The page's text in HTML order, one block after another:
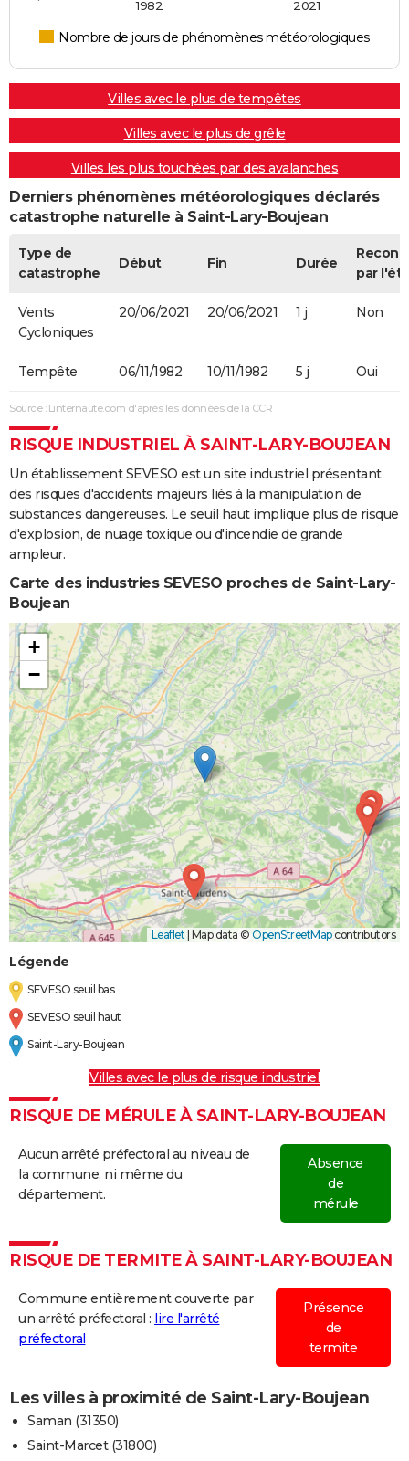
Nombre de jours de phénomènes météorologiques
1982 2021
Villes avec le plus de tempêtes
Villes avec le plus de grêle
Villes les plus touchées par des avalanches
Derniers phénomènes météorologiques déclarés
catastrophe naturelle à Saint-Lary-Boujean
Type de
catastrophe
Début Fin Durée
par
Vents
Cycloniques
20/06/2021 20/06/2021 1 j Non
Tempête 06/11/1982 10/11/1982 5 j Oui
Source : Linternaute.com d'après les données de la CCR
RISQUE INDUSTRIEL À SAINT-LARY-BOUJEAN
Un établissement SEVESO est un site industriel présentant
des risques d'accidents majeurs liés à la manipulation de
substances dangereuses. Le seuil haut implique plus de risque
d'explosion, de nuage toxique ou d'incendie de grande
ampleur.
Carte des industries SEVESO proches de Saint-Lary-
Boujean
+
−
Leaflet Map data © OpenStreetMapcontributors
Légende
SEVESO seuil bas
SEVESO seuil haut
Saint-Lary-Boujean
Villes avec le plus de risque industriel
RISQUE DE MÉRULE À SAINT-LARY-BOUJEAN
Aucun arrêté préfectoral au niveau de
la commune, ni même du
département.
Absence
de
mérule
RISQUE DE TERMITE À SAINT-LARY-BOUJEAN
Commune entièrement couverte par
un arrêté préfectoral : lire l'arrêté
préfectoral
Présence
de
termite
Les villes à proximité de Saint-Lary-Boujean
Saman (31350)
Saint-Marcet (31800)